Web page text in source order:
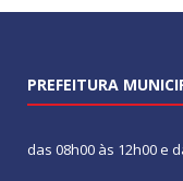
PREFEITURA
das 08h00 às 12h00 e